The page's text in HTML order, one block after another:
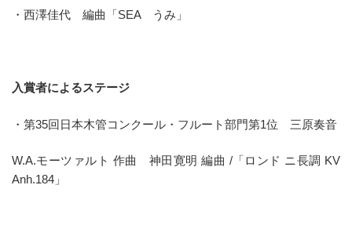
・西澤佳代 編曲「SEA うみ」
入賞者によるステージ
・第35回日本木管コンクール・フルート部門第1位 三原奏音
W.A.モーツァルト 作曲 神田寛明 編曲 /「ロンド ニ長調 KV
Anh.184」